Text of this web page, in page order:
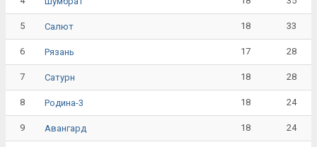
5 Салют 18 33
6 Рязань 17 28
7 Сатурн 18 28
8 Родина-3 18 24
9 Авангард 18 24